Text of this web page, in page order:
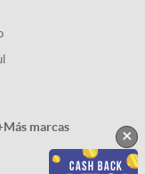
marcas ×